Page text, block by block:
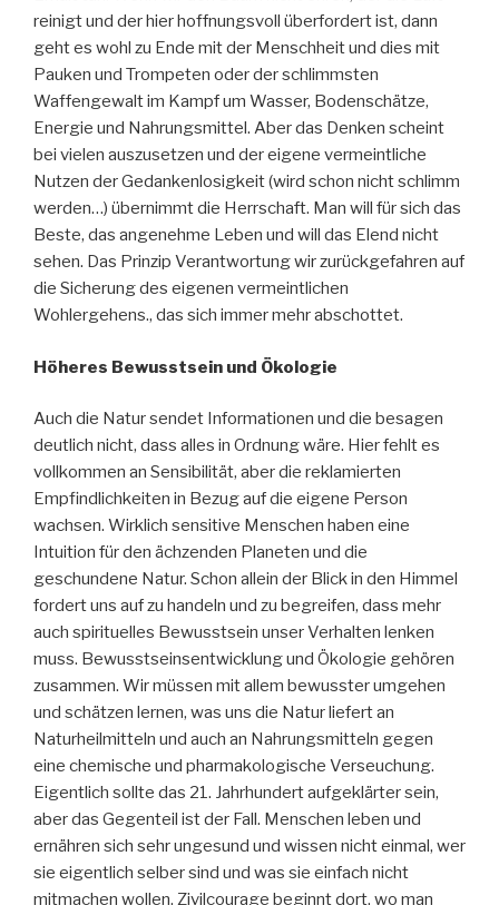
reinigt und der hier hoffnungsvoll überfordert ist, dann
geht es wohl zu Ende mit der Menschheit und dies mit
Pauken und Trompeten oder der schlimmsten
Waffengewalt im Kampf um Wasser, Bodenschätze,
Energie und Nahrungsmittel. Aber das Denken scheint
bei vielen auszusetzen und der eigene vermeintliche
Nutzen der Gedankenlosigkeit (wird schon nicht schlimm
werden…) übernimmt die Herrschaft. Man will für sich das
Beste, das angenehme Leben und will das Elend nicht
sehen. Das Prinzip Verantwortung wir zurückgefahren auf
die Sicherung des eigenen vermeintlichen
Wohlergehens., das sich immer mehr abschottet.
Höheres Bewusstsein und Ökologie
Auch die Natur sendet Informationen und die besagen
deutlich nicht, dass alles in Ordnung wäre. Hier fehlt es
vollkommen an Sensibilität, aber die reklamierten
Empfindlichkeiten in Bezug auf die eigene Person
wachsen. Wirklich sensitive Menschen haben eine
Intuition für den ächzenden Planeten und die
geschundene Natur. Schon allein der Blick in den Himmel
fordert uns auf zu handeln und zu begreifen, dass mehr
auch spirituelles Bewusstsein unser Verhalten lenken
muss. Bewusstseinsentwicklung und Ökologie gehören
zusammen. Wir müssen mit allem bewusster umgehen
und schätzen lernen, was uns die Natur liefert an
Naturheilmitteln und auch an Nahrungsmitteln gegen
eine chemische und pharmakologische Verseuchung.
Eigentlich sollte das 21. Jahrhundert aufgeklärter sein,
aber das Gegenteil ist der Fall. Menschen leben und
ernähren sich sehr ungesund und wissen nicht einmal, wer
sie eigentlich selber sind und was sie einfach nicht
mitmachen wollen. Zivilcourage beginnt dort, wo man